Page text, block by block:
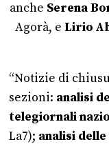
anche Serena
Agorà, e Lirio
“Notizie di
sezioni: analisi
telegiornali
La7); analisi